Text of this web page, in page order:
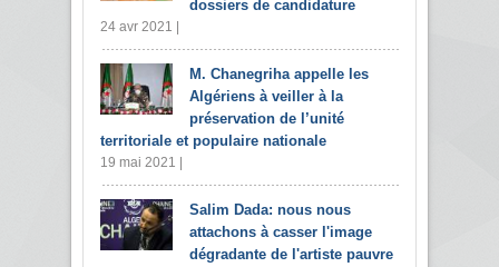
dossiers de candidature
24 avr 2021 |
M. Chanegriha appelle les
Algériens à veiller à la
préservation de l’unité
territoriale et populaire nationale
19 mai 2021 |
Salim Dada: nous nous
attachons à casser l'image
dégradante de l'artiste pauvre